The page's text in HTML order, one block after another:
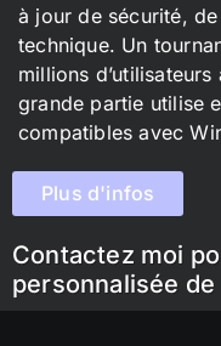
à jour de sécurité,
technique. Un
millions
grande partie utilise
compatibles avec
Plus d'infos
Contactez moi
personnalisée de